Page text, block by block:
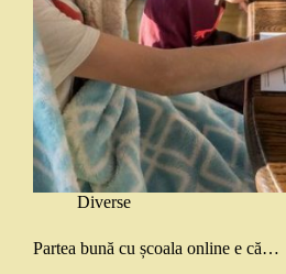
Diverse
Partea bună cu școala online e că…